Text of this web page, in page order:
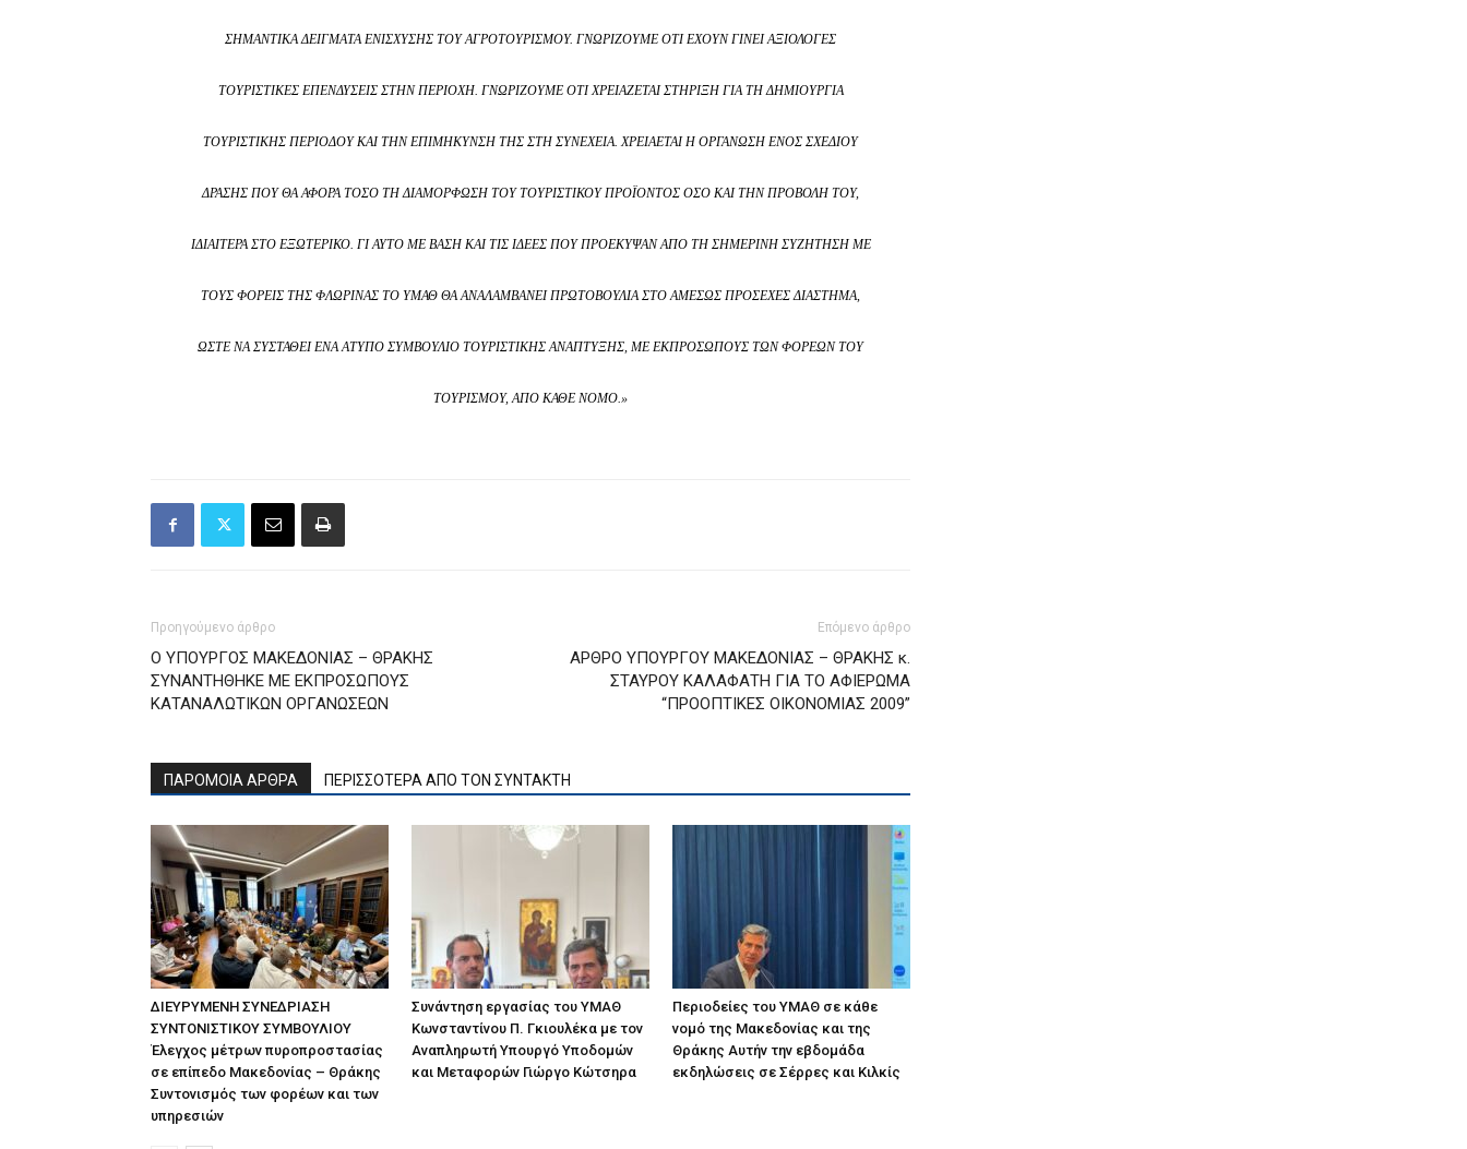
ΣΗΜΑΝΤΙΚΆ ΔΕΊΓΜΑΤΑ ΕΝΊΣΧΥΣΗΣ ΤΟΥ ΑΓΡΟΤΟΥΡΙΣΜΟΎ. ΓΝΩΡΊΖΟΥΜΕ ΌΤΙ ΈΧΟΥΝ ΓΊΝΕΙ ΑΞΙΌΛΟΓΕΣ
ΤΟΥΡΙΣΤΙΚΈΣ ΕΠΕΝΔΎΣΕΙΣ ΣΤΗΝ ΠΕΡΙΟΧΉ. ΓΝΩΡΊΖΟΥΜΕ ΌΤΙ ΧΡΕΙΆΖΕΤΑΙ ΣΤΉΡΙΞΗ ΓΙΑ ΤΗ ΔΗΜΙΟΥΡΓΊΑ
ΤΟΥΡΙΣΤΙΚΉΣ ΠΕΡΙΌΔΟΥ ΚΑΙ ΤΗΝ ΕΠΙΜΉΚΥΝΣΉ ΤΗΣ ΣΤΗ ΣΥΝΈΧΕΙΑ. ΧΡΕΙΆΕΤΑΙ Η ΟΡΓΆΝΩΣΗ ΕΝΌΣ ΣΧΕΔΊΟΥ
ΔΡΆΣΗΣ ΠΟΥ ΘΑ ΑΦΟΡΆ ΤΌΣΟ ΤΗ ΔΙΑΜΌΡΦΩΣΗ ΤΟΥ ΤΟΥΡΙΣΤΙΚΟΎ ΠΡΟΪΌΝΤΟΣ ΌΣΟ ΚΑΙ ΤΗΝ ΠΡΟΒΟΛΉ ΤΟΥ,
ΙΔΙΑΊΤΕΡΑ ΣΤΟ ΕΞΩΤΕΡΙΚΌ. ΓΙ ΑΥΤΌ ΜΕ ΒΆΣΗ ΚΑΙ ΤΙΣ ΙΔΈΕΣ ΠΟΥ ΠΡΟΈΚΥΨΑΝ ΑΠΌ ΤΗ ΣΗΜΕΡΙΝΉ ΣΥΖΉΤΗΣΗ ΜΕ
ΤΟΥΣ ΦΟΡΕΊΣ ΤΗΣ ΦΛΏΡΙΝΑΣ ΤΟ ΥΜΑΘ ΘΑ ΑΝΑΛΑΜΒΆΝΕΙ ΠΡΩΤΟΒΟΥΛΊΑ ΣΤΟ ΑΜΈΣΩΣ ΠΡΟΣΕΧΈΣ ΔΙΆΣΤΗΜΑ,
ΏΣΤΕ ΝΑ ΣΥΣΤΑΘΕΊ ΈΝΑ ΆΤΥΠΟ ΣΥΜΒΟΎΛΙΟ ΤΟΥΡΙΣΤΙΚΉΣ ΑΝΆΠΤΥΞΗΣ, ΜΕ ΕΚΠΡΟΣΏΠΟΥΣ ΤΩΝ ΦΟΡΈΩΝ ΤΟΥ
ΤΟΥΡΙΣΜΟΎ, ΑΠΌ ΚΆΘΕ ΝΟΜΌ.»
Προηγούμενο άρθρο
Ο ΥΠΟΥΡΓΟΣ ΜΑΚΕΔΟΝΙΑΣ – ΘΡΑΚΗΣ
ΣΥΝΑΝΤΗΘΗΚΕ ΜΕ ΕΚΠΡΟΣΩΠΟΥΣ
ΚΑΤΑΝΑΛΩΤΙΚΩΝ ΟΡΓΑΝΩΣΕΩΝ
Επόμενο άρθρο
ΑΡΘΡΟ ΥΠΟΥΡΓΟΥ ΜΑΚΕΔΟΝΙΑΣ – ΘΡΑΚΗΣ κ.
ΣΤΑΥΡΟΥ ΚΑΛΑΦΑΤΗ ΓΙΑ ΤΟ ΑΦΙΕΡΩΜΑ
“ΠΡΟΟΠΤΙΚΕΣ ΟΙΚΟΝΟΜΙΑΣ 2009”
ΠΑΡΟΜΟΙΑ ΑΡΘΡΑ ΠΕΡΙΣΣΟΤΕΡΑ ΑΠΟ ΤΟΝ ΣΥΝΤΑΚΤΗ
ΔΙΕΥΡΥΜΕΝΗ ΣΥΝΕΔΡΙΑΣΗ
ΣΥΝΤΟΝΙΣΤΙΚΟΥ ΣΥΜΒΟΥΛΙΟΥ
Έλεγχος μέτρων πυροπροστασίας
σε επίπεδο Μακεδονίας – Θράκης
Συντονισμός των φορέων και των
υπηρεσιών
Συνάντηση εργασίας του ΥΜΑΘ
Κωνσταντίνου Π. Γκιουλέκα με τον
Αναπληρωτή Υπουργό Υποδομών
και Μεταφορών Γιώργο Κώτσηρα
Περιοδείες του ΥΜΑΘ σε κάθε
νομό της Μακεδονίας και της
Θράκης Αυτήν την εβδομάδα
εκδηλώσεις σε Σέρρες και Κιλκίς